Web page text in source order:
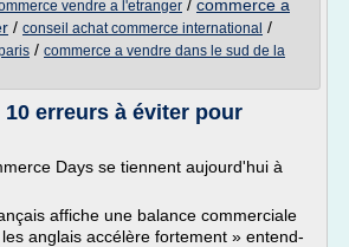
vendre a l'etranger / commerce a
/ conseil achat commerce international /
/ commerce a vendre dans le sud de la
10 erreurs à éviter pour
Days se tiennent aujourd'hui à
affiche une balance commerciale
anglais accélère fortement » entend-